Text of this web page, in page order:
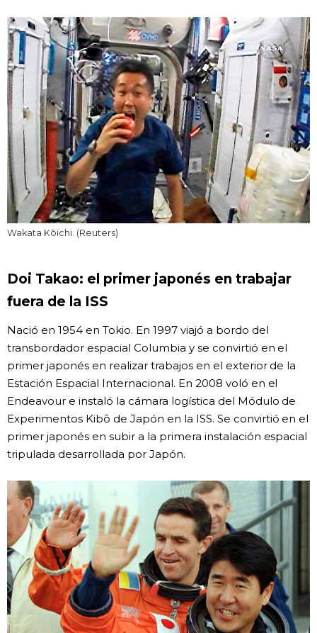
Wakata Kōichi. (Reuters)
Doi Takao: el primer japonés en trabajar
fuera de la ISS
Nació en 1954 en Tokio. En 1997 viajó a bordo del
transbordador espacial Columbia y se convirtió en el
primer japonés en realizar trabajos en el exterior de la
Estación Espacial Internacional. En 2008 voló en el
Endeavour e instaló la cámara logística del Módulo de
Experimentos Kibō de Japón en la ISS. Se convirtió en el
primer japonés en subir a la primera instalación espacial
tripulada desarrollada por Japón.